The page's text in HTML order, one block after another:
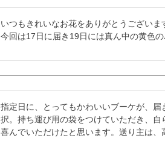
いつもきれいなお花をありがとうございま
今回は17日に届き19日には真ん中の黄色
指定日に、とってもかわいいブーケが、
択。持ち運び用の袋をつけていただき、自
喜んでいただけたと思います。送り主は、